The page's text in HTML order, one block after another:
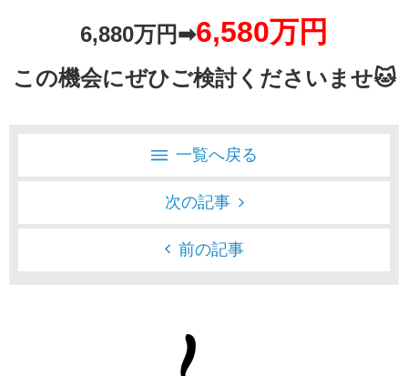
6,880万円➡6,580万円
この機会にぜひご検討くださいませ🐱
一覧へ戻る
次の記事
前の記事